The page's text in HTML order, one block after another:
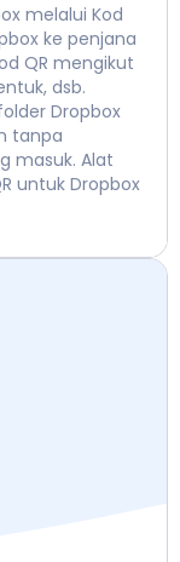
melalui Kod
ke penjana
QR mengikut
dsb.
Dropbox
tanpa
masuk. Alat
untuk Dropbox